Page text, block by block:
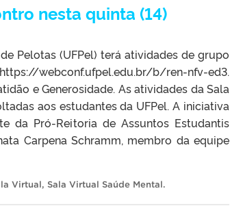
nesta quinta (14)
Pelotas (UFPel) terá atividades de grupo
https://webconf.ufpel.edu.br/b/ren-nfv-ed3.
e Generosidade. As atividades da Sala
aos estudantes da UFPel. A iniciativa
da Pró-Reitoria de Assuntos Estudantis
Carpena Schramm, membro da equipe
Virtual, Sala Virtual Saúde Mental.